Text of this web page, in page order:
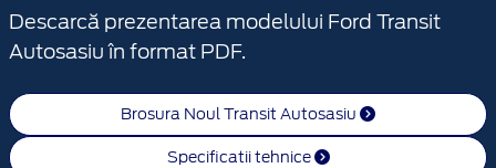
Descarcă prezentarea modelului Ford Transit
Autosasiu în format PDF.
Brosura Noul Transit Autosasiu
Specificatii tehnice